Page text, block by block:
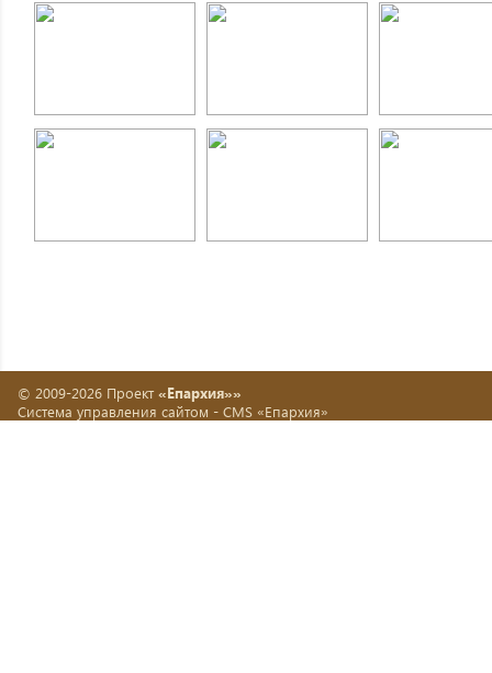
© 2009-2026 Проект «Епархия»»
Система управления сайтом - CMS «Епархия»